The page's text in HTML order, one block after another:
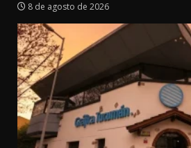
8 de agosto de 2026